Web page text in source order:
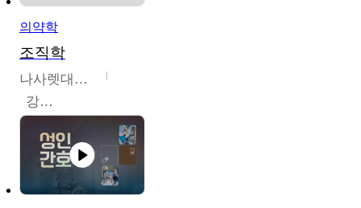
의약학
조직학
나사렛대학교
강지언